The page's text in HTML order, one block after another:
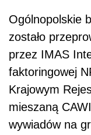
Ogólnopolskie
zostało
przez IMAS
faktoringowej
Krajowym
mieszaną
wywiadów na